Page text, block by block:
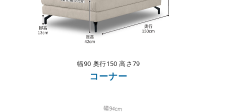
幅90 奥行150 高さ79
コーナー